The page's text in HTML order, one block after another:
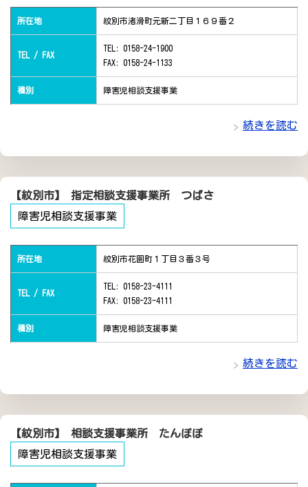
所在地 紋別市渚滑町元新二丁目１６９番２
TEL / FAX
TEL: 0158-24-1900
FAX: 0158-24-1133
種別 障害児相談支援事業
続きを読む
【紋別市】 指定相談支援事業所 つばさ
障害児相談支援事業
所在地 紋別市花園町１丁目３番３号
TEL / FAX
TEL: 0158-23-4111
FAX: 0158-23-4111
種別 障害児相談支援事業
続きを読む
【紋別市】 相談支援事業所 たんぽぽ
障害児相談支援事業